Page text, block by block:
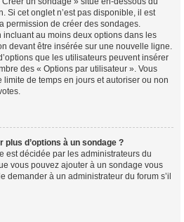
Si cet onglet n’est pas disponible, il est
permission de créer des sondages.
au moins deux options dans les
devant être insérée sur une nouvelle ligne.
que les utilisateurs peuvent insérer
des « Options par utilisateur ». Vous
de temps en jours et autoriser ou non
plus d’options à un sondage ?
est décidée par les administrateurs du
vous pouvez ajouter à un sondage vous
demander à un administrateur du forum s’il